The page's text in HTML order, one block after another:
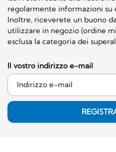
regolarmente informazioni su
Inoltre, riceverete un buono
utilizzare in negozio (ordine
esclusa la categoria dei
Il vostro indirizzo e-mail